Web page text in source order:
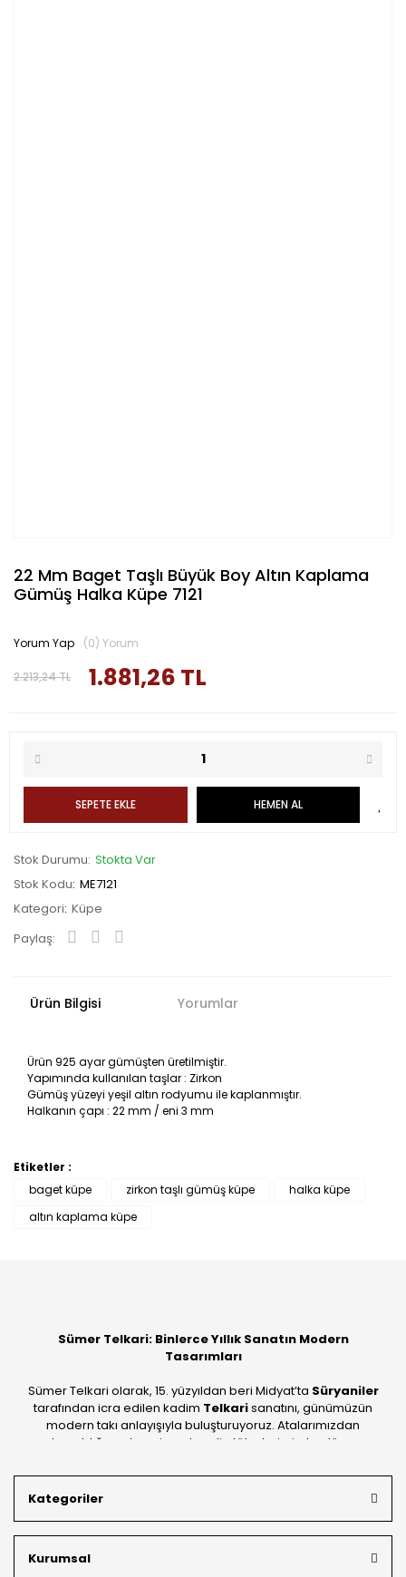
22 Mm Baget Taşlı Büyük Boy Altın Kaplama
Gümüş Halka Küpe 7121
2.213,24 TL 1.881,26 TL
Yorum Yap (0) Yorum
SEPETE EKLE HEMEN AL
Stok Durumu Stokta Var
Stok Kodu ME7121
Kategori Küpe
Paylaş:
Ürün Bilgisi Yorumlar
Ürün 925 ayar gümüşten üretilmiştir.
Yapımında kullanılan taşlar : Zirkon
Gümüş yüzeyi yeşil altın rodyumu ile kaplanmıştır.
Halkanın çapı : 22 mm / eni 3 mm
Bu ürüne ilk yorumu siz yapın!
Etiketler :
baget küpe
zirkon taşlı gümüş küpe
halka küpe
altın kaplama küpe
Sümer Telkari: Binlerce Yıllık Sanatın Modern
Tasarımları
Sümer Telkari olarak, 15. yüzyıldan beri Midyat’ta Süryaniler
tarafından icra edilen kadim Telkarisanatını, günümüzün
modern takı anlayışıyla buluşturuyoruz. Atalarımızdan
devraldığımız bu mirası; kendi atölyelerimizde, dünya
Mardin’in tarihi dokusunu yansıtan geleneksel işlemeleri, her
bütçeye uygun
müşterilerimizin özel siparişlerini benzersiz bir titizlikle
Kategoriler
Kurumsal